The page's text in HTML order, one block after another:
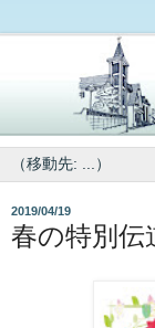
2019/04/19
春の特別伝